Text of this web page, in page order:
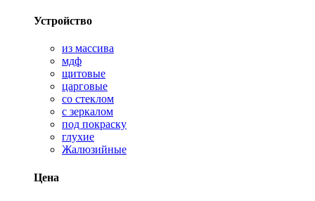
Устройство
из массива
мдф
щитовые
царговые
со стеклом
с зеркалом
под покраску
глухие
Жалюзийные
Цена